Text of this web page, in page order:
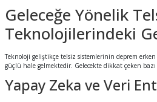
Geleceğe Yönelik
Teknolojilerindeki
Teknoloji geliştikçe telsiz sistemlerinin deprem
güçlü hale gelmektedir. Gelecekte dikkat çeken bazı
Yapay Zeka ve Veri